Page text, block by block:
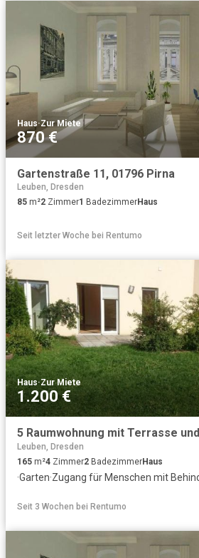
Haus·Zur Miete
870 €
Gartenstraße 11, 01796 Pirna
Leuben, Dresden
85 m²2 Zimmer1 BadezimmerHaus
Seit letzter Woche bei Rentumo
Haus·Zur Miete
1.200 €
Leuben, Dresden
165 m²4 Zimmer2 BadezimmerHaus
·Garten·Zugang für Menschen mit
Seit 3 Wochen bei Rentumo